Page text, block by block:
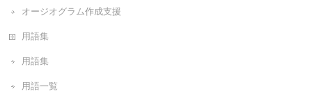
オージオグラム作成支援
用語集
用語集
用語一覧